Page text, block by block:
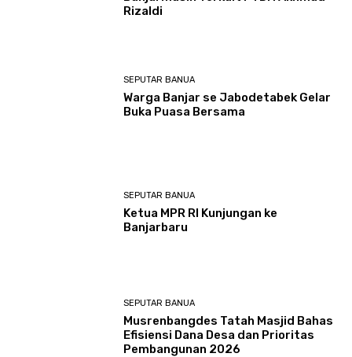
Rizaldi
SEPUTAR BANUA
Warga Banjar se Jabodetabek Gelar
Buka Puasa Bersama
SEPUTAR BANUA
Ketua MPR RI Kunjungan ke
Banjarbaru
SEPUTAR BANUA
Musrenbangdes Tatah Masjid Bahas
Efisiensi Dana Desa dan Prioritas
Pembangunan 2026